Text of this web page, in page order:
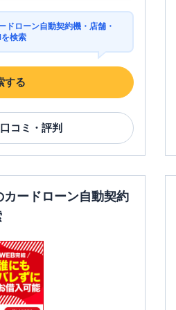
ドローン自動契約機・店舗・
検索
する
コミ・評判
ードローン自動契約